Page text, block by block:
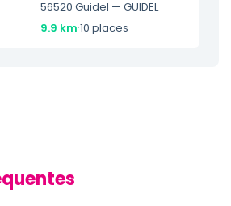
56520 Guidel — GUIDEL
9.9 km·10 places